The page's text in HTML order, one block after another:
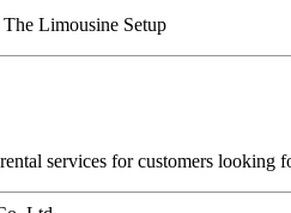
Limousine Setup
services for customers